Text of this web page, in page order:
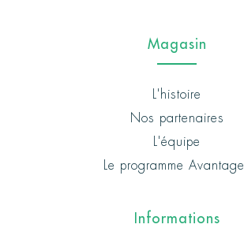
Magasin
L'histoire
Nos partenaires
L'équipe
Le programme
Informations